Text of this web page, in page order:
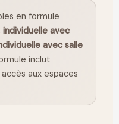
en formule
individuelle avec
avec salle
inclut
aux espaces